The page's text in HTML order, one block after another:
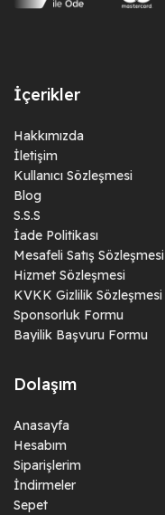
İçerikler
Hakkımızda
İletişim
Kullanıcı Sözleşmesi
Blog
S.S.S
İade Politikası
Mesafeli Satış Sözleşmesi
Hizmet Sözleşmesi
KVKK Gizlilik Sözleşmesi
Sponsorluk Formu
Bayilik Başvuru Formu
Dolaşım
Anasayfa
Hesabım
Siparişlerim
İndirmeler
Sepet